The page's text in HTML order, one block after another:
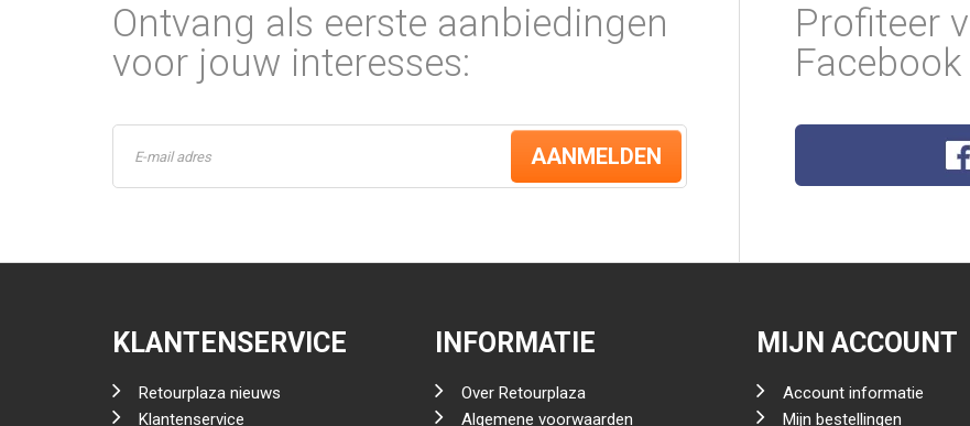
Ontvang als eerste aanbiedingen
voor jouw interesses:
AANMELDEN
Profiteer
KLANTENSERVICE
Retourplaza nieuws
Klantenservice
INFORMATIE
Over Retourplaza
Algemene voorwaarden
MIJN ACCOUNT
Account informatie
Mijn bestellingen